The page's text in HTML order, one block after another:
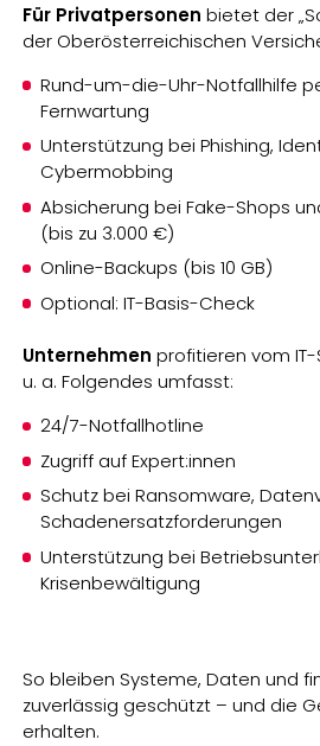
Für Privatpersonen bietet der
der Oberösterreichischen
Rund-um-die-Uhr-Notfallhilfe
Fernwartung
Unterstützung bei Phishing,
Cybermobbing
Absicherung bei Fake-Shops
(bis zu 3.000 €)
Online-Backups (bis 10 GB)
Optional: IT-Basis-Check
Unternehmen profitieren vom
u. a. Folgendes umfasst:
24/7-Notfallhotline
Zugriff auf Expert:innen
Schutz bei Ransomware,
Schadenersatzforderungen
Unterstützung bei
Krisenbewältigung
So bleiben Systeme, Daten und
zuverlässig geschützt – und die
erhalten.